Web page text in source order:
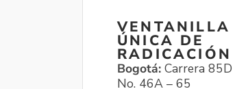
VENTANILLA
ÚNICA DE
RADICACIÓN
Bogotá: Carrera 85D
No. 46A – 65